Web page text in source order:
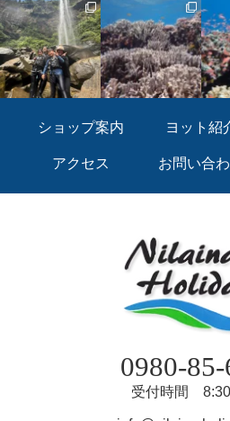
ショップ案内 ヨット紹
アクセス お問い合
0980-
受付時間